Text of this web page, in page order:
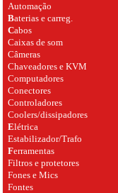
Automação
Baterias e carreg.
Cabos
Caixas de som
Câmeras
Chaveadores e KVM
Computadores
Conectores
Controladores
Coolers/dissipadores
Elétrica
Estabilizador/Trafo
Ferramentas
Filtros e protetores
Fones e Mics
Fontes